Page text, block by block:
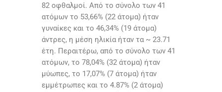
82 οφθαλμοί. Από το σύνολο των 41
ατόμων το 53,66% (22 άτομα) ήταν
γυναίκες και το 46,34% (19 άτομα)
άντρες, η μέση ηλικία ήταν τα ~ 23.71
έτη. Περαιτέρω, από το σύνολο των 41
ατόμων, το 78,04% (32 άτομα) ήταν
μύωπες, το 17,07% (7 άτομα) ήταν
εμμέτρωπες και το 4.87% (2 άτομα)